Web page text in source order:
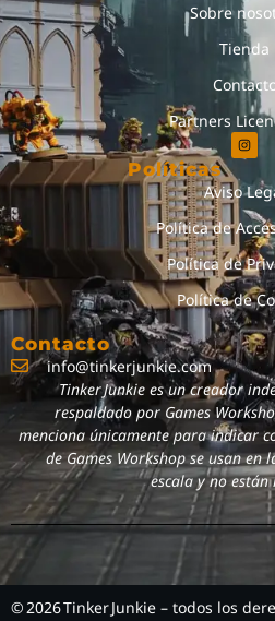
Sobre
Tienda
Partners
Políticas
Aviso
Política de
Política de
Política de
Contacto
info@tinkerjunkie.com
Tinker Junkie es un creador
respaldado por Games
menciona únicamente para indicar
de Games Workshop se usan
escala y no
© 2026 Tinker Junkie – todos los